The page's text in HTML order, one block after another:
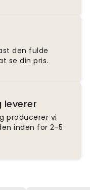
den fulde
se din pris.
leverer
producerer vi
inden for 2-5